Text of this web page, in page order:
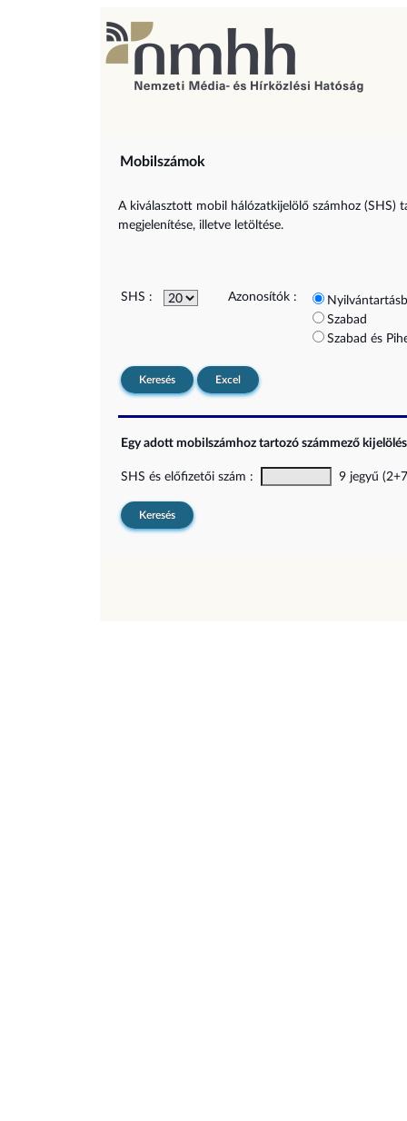
Mobilszámok
A kiválasztott mobil hálózatkijelölő számhoz
megjelenítése, illetve letöltése.
SHS : Azonosítók :
Szabad
Szabad és
Keresés Excel
Egy adott mobilszámhoz tartozó számmező
SHS és előfizetői szám : 9 jegyű
Keresés